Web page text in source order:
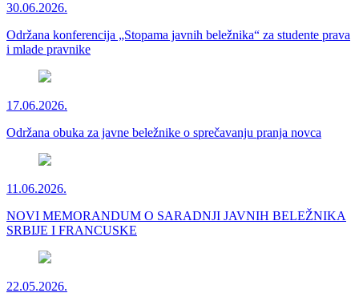
30.06.2026.
Održana konferencija „Stopama javnih beležnika“ za studente prava
i mlade pravnike
17.06.2026.
Održana obuka za javne beležnike o sprečavanju pranja novca
11.06.2026.
NOVI MEMORANDUM O SARADNJI JAVNIH BELEŽNIKA
SRBIJE I FRANCUSKE
22.05.2026.